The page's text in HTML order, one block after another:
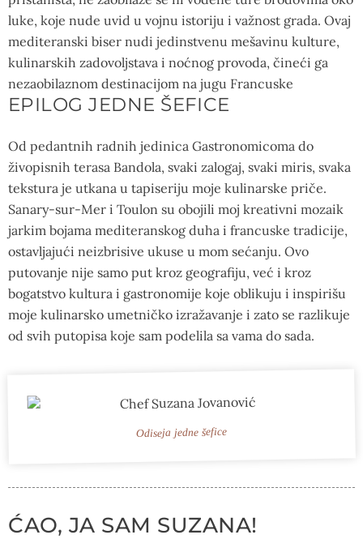
luke, koje nude uvid u vojnu istoriju i važnost grada. Ovaj
mediteranski biser nudi jedinstvenu mešavinu kulture,
kulinarskih zadovoljstava i noćnog provoda, čineći ga
nezaobilaznom destinacijom na jugu Francuske
EPILOG JEDNE ŠEFICE
Od pedantnih radnih jedinica Gastronomicoma do
živopisnih terasa Bandola, svaki zalogaj, svaki miris, svaka
tekstura je utkana u tapiseriju moje kulinarske priče.
Sanary-sur-Mer i Toulon su obojili moj kreativni mozaik
jarkim bojama mediteranskog duha i francuske tradicije,
ostavljajući neizbrisive ukuse u mom sećanju. Ovo
putovanje nije samo put kroz geografiju, već i kroz
bogatstvo kultura i gastronomije koje oblikuju i inspirišu
moje kulinarsko umetničko izražavanje i zato se razlikuje
od svih putopisa koje sam podelila sa vama do sada.
Odiseja jedne šefice
ĆAO, JA SAM SUZANA!